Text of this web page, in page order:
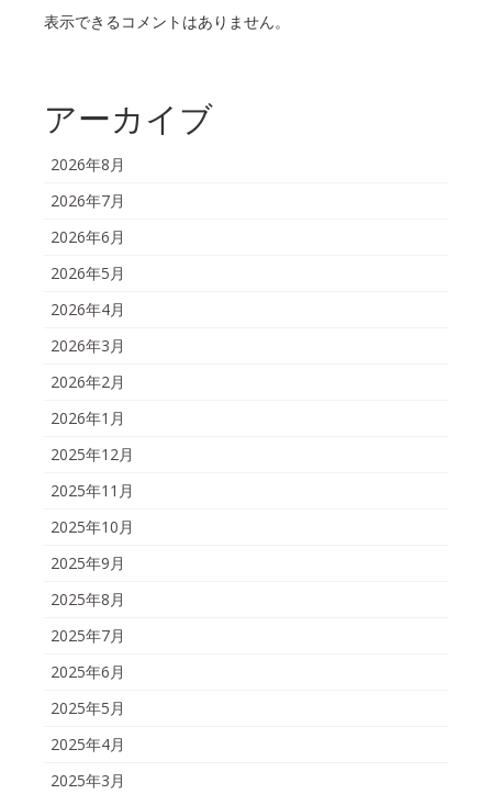
表示できるコメントはありません。
アーカイブ
2026年8月
2026年7月
2026年6月
2026年5月
2026年4月
2026年3月
2026年2月
2026年1月
2025年12月
2025年11月
2025年10月
2025年9月
2025年8月
2025年7月
2025年6月
2025年5月
2025年4月
2025年3月